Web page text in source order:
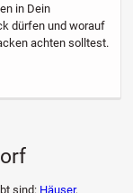
in Dein
dürfen und worauf
achten solltest.
sind: Häuser,